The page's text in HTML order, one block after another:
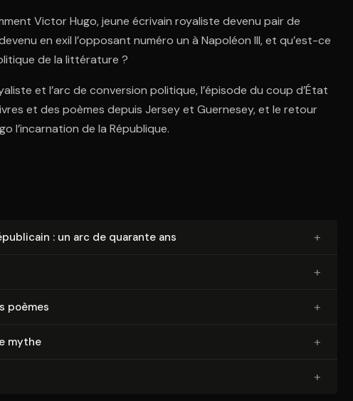
Victor Hugo, jeune écrivain royaliste devenu pair de
en exil l’opposant numéro un à Napoléon III, et qu’est-ce
de la littérature ?
et l’arc de conversion politique, l’épisode du coup d’État
et des poèmes depuis Jersey et Guernesey, et le retour
l’incarnation de la République.
: un arc de quarante ans +
+
poèmes +
mythe +
+